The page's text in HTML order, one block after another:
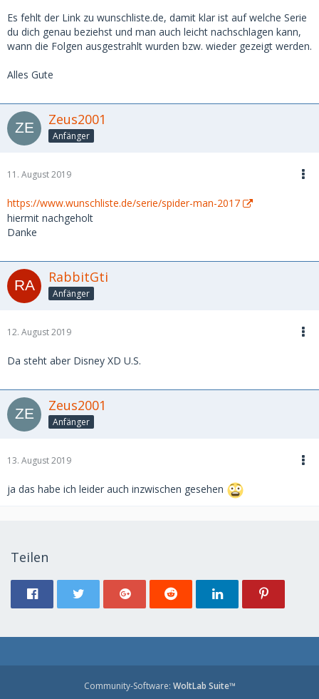
Es fehlt der Link zu wunschliste.de, damit klar ist auf welche Serie
du dich genau beziehst und man auch leicht nachschlagen kann,
wann die Folgen ausgestrahlt wurden bzw. wieder gezeigt werden.
Alles Gute
Zeus2001
Anfänger
11. August 2019
https://www.wunschliste.de/serie/spider-man-2017
hiermit nachgeholt
Danke
RabbitGti
Anfänger
12. August 2019
Da steht aber Disney XD U.S.
Zeus2001
Anfänger
13. August 2019
ja das habe ich leider auch inzwischen gesehen
Teilen
Community-Software: WoltLab Suite™